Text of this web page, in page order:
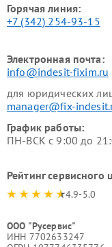
Горячая линия:
+7 (342) 254-93-15
Электронная почта:
info@indesit-fixim.ru
для юридических
manager@fix-
График работы:
ПН-ВСК с 9:00 до
Рейтинг сервисного
4.9-5.0
ООО "Русервис"
ИНН 7702633247